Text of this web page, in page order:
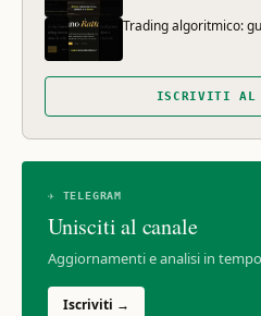
Trading algoritmico:
ISCRIVITI AL
✈ TELEGRAM
Unisciti al canale
Aggiornamenti e analisi in
Iscriviti →